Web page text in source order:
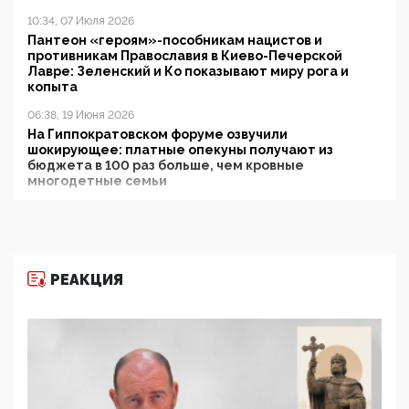
10:34, 07 Июля 2026
Пантеон «героям»-пособникам нацистов и
противникам Православия в Киево-Печерской
Лавре: Зеленский и Ко показывают миру рога и
копыта
06:38, 19 Июня 2026
На Гиппократовском форуме озвучили
шокирующее: платные опекуны получают из
бюджета в 100 раз больше, чем кровные
многодетные семьи
11:53, 09 Июня 2026
деятельность ИИТО ЮНЕСКО в России, но
цифроглобалисты продолжают определять
повестку в образовании
09:43, 01 Июня 2026
5G за счет здоровья граждан: Минцифры намерено
РЕАКЦИЯ